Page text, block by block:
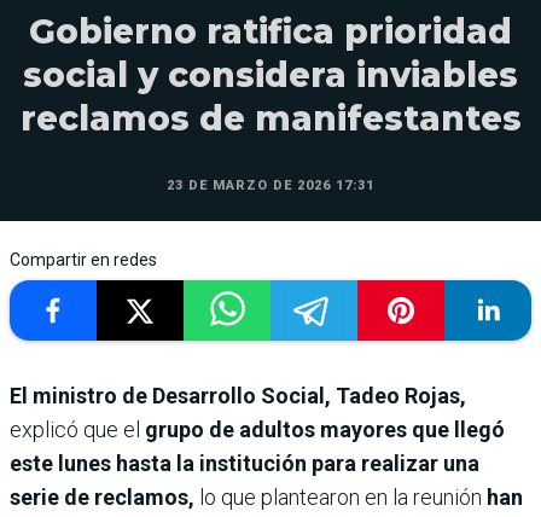
Gobierno ratifica prioridad
social y considera inviables
reclamos de manifestantes
23 DE MARZO DE 2026 17:31
Compartir en redes
El ministro de Desarrollo Social, Tadeo Rojas,
explicó que el grupo de adultos mayores que llegó
este lunes hasta la institución para realizar una
serie de reclamos, lo que plantearon en la reunión han